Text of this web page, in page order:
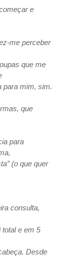
e
me perceber
que me
para mim, sim.
que
para
(o que quer
consulta,
total e em 5
Desde